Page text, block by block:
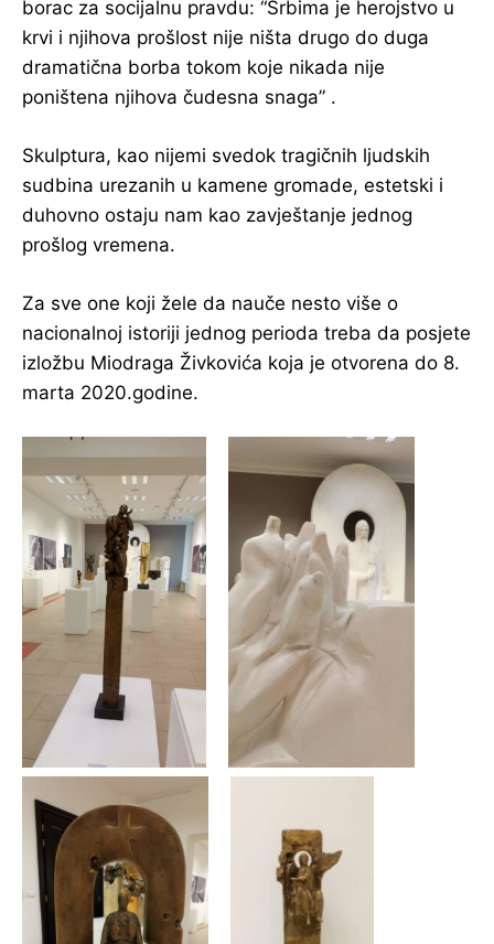
borac za socijalnu pravdu: “Srbima je herojstvo u
krvi i njihova prošlost nije ništa drugo do duga
dramatična borba tokom koje nikada nije
poništena njihova čudesna snaga” .
Skulptura, kao nijemi svedok tragičnih ljudskih
sudbina urezanih u kamene gromade, estetski i
duhovno ostaju nam kao zavještanje jednog
prošlog vremena.
Za sve one koji žele da nauče nesto više o
nacionalnoj istoriji jednog perioda treba da posjete
izložbu Miodraga Živkovića koja je otvorena do 8.
marta 2020.godine.